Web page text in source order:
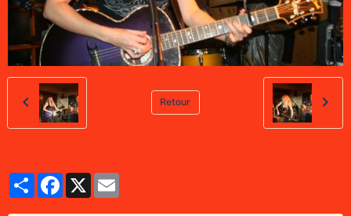
Retour
PartagerFacebook
X